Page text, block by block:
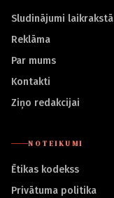
Sludinājumi laikrakstā
Reklāma
Par mums
Kontakti
Ziņo redakcijai
NOTEIKUMI
Ētikas kodekss
Privātuma politika